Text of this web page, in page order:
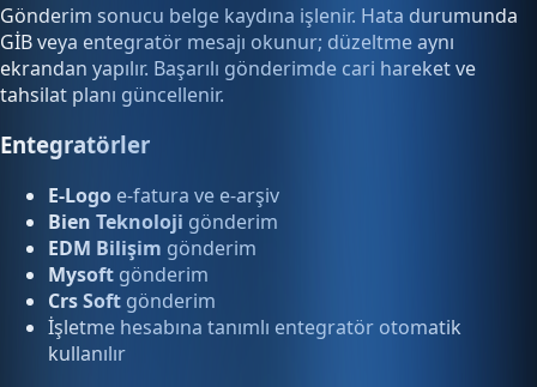
Gönderim sonucu belge kaydına işlenir. Hata durumunda
GİB veya entegratör mesajı okunur; düzeltme aynı
ekrandan yapılır. Başarılı gönderimde cari hareket ve
tahsilat planı güncellenir.
Entegratörler
E-Logo e-fatura ve e-arşiv
Bien Teknoloji gönderim
EDM Bilişim gönderim
Mysoft gönderim
Crs Soft gönderim
İşletme hesabına tanımlı entegratör otomatik
kullanılır